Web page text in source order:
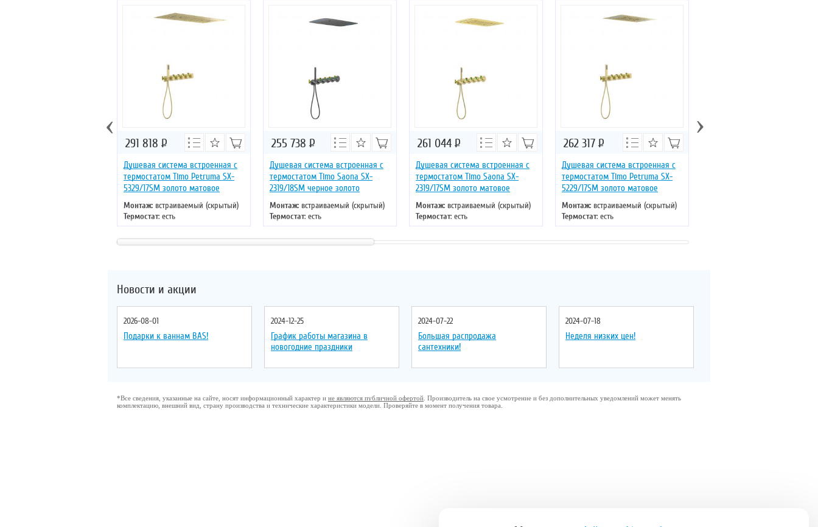
Душевая система встроенная с
термостатом Timo Petruma SX-
5329/17SM золото матовое
Монтаж: встраиваемый (скрытый)
Термостат: есть
Цвет: золото
291 818 Р
Душевая система встроенная с
термостатом Timo Saona SX-
2319/18SM черное золото
Монтаж: встраиваемый (скрытый)
Термостат: есть
Цвет: черное золото
255 738 Р
Душевая система встроенная с
термостатом Timo Saona SX-
2319/17SM золото матовое
Монтаж: встраиваемый (скрытый)
Термостат: есть
Цвет: золото
261 044 Р
Душевая система встроенная с
термостатом Timo Petruma SX-
5229/17SM золото матовое
Монтаж: встраиваемый (скрытый)
Термостат: есть
Цвет: золото
262 317 Р
‹ ›
Новости и акции
2026-08-01
Подарки к ваннам BAS!
2024-12-25
График работы магазина в
новогодние праздники
2024-07-22
Большая распродажа
сантехники!
2024-07-18
Неделя низких цен!
*Все сведения, указанные на сайте, носят информационный характер и не являются публичной офертой . Производитель на свое усмотрение и без дополнительных уведомлений может менять
комплектацию, внешний вид, страну производства и технические характеристики модели. Проверяйте в момент получения товара.